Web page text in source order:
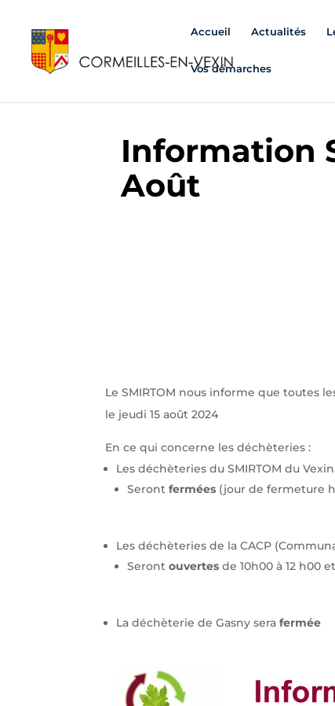
Accueil Actualités
Vos démarches
Information
Août
Le SMIRTOM nous informe que toutes
le jeudi 15 août 2024
En ce qui concerne les déchèteries :
Les déchèteries du SMIRTOM du
Serontfermées (jour de fermeture
Les déchèteries de la CACP
Serontouvertes de 10h00 à 12 h00
La déchèterie de Gasny serafermée